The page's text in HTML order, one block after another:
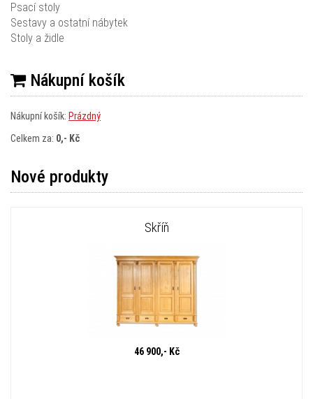
Psací stoly
Sestavy a ostatní nábytek
Stoly a židle
Nákupní košík
Nákupní košík: Prázdný
Celkem za: 0,- Kč
Nové produkty
Skříň
46 900,- Kč